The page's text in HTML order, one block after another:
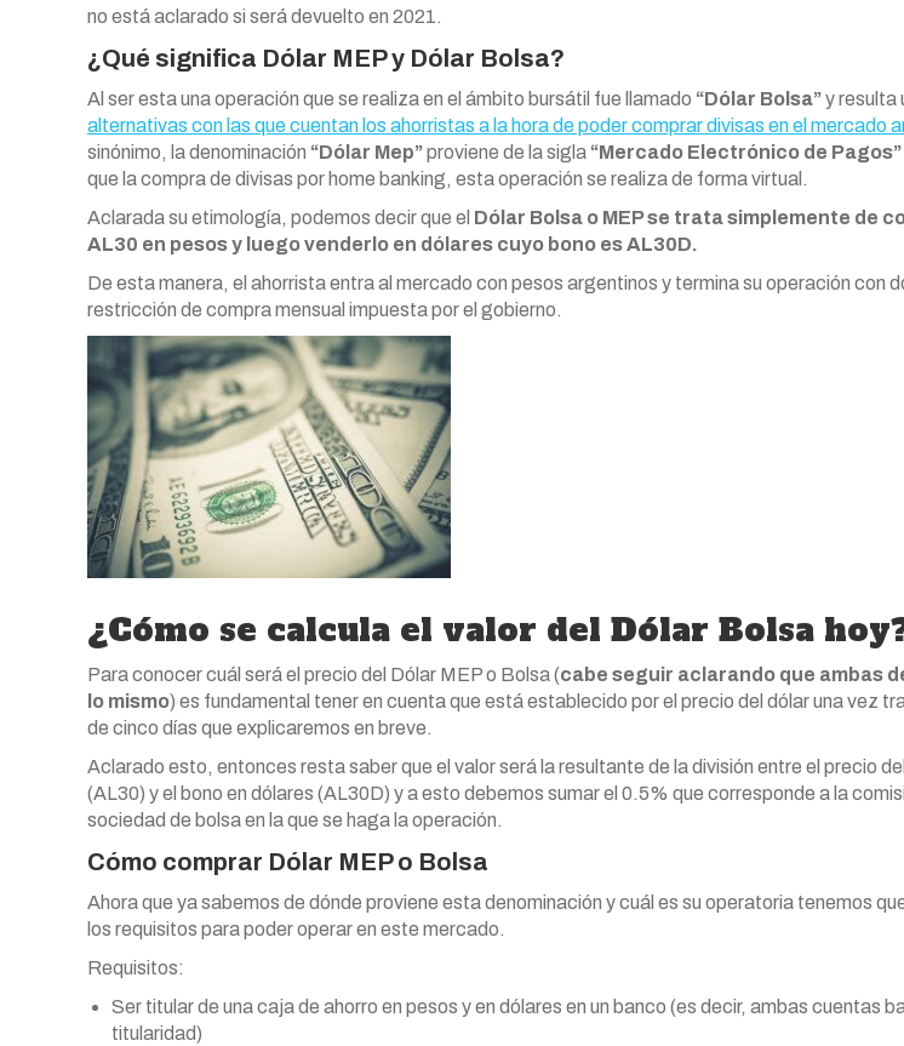
no está aclarado si será devuelto en 2021.
¿Qué significa Dólar MEP y Dólar Bolsa?
Al ser esta una operación que se realiza en el ámbito bursátil fue llamado “Dólar Bolsa”y resulta
alternativas con las que cuentan los ahorristas a la hora de poder comprar divisas en el mercado
sinónimo, la denominación “Dólar Mep”proviene de la sigla “Mercado Electrónico de Pagos”
que la compra de divisas por home banking, esta operación se realiza de forma virtual.
Aclarada su etimología, podemos decir que el Dólar Bolsa o MEP se trata simplemente de
AL30 en pesos y luego venderlo en dólares cuyo bono es AL30D.
De esta manera, el ahorrista entra al mercado con pesos argentinos y termina su operación con
restricción de compra mensual impuesta por el gobierno.
¿Cómo se calcula el valor del Dólar Bolsa
Para conocer cuál será el precio del Dólar MEP o Bolsa (cabe seguir aclarando que ambas
lo mismo) es fundamental tener en cuenta que está establecido por el precio del dólar una vez
de cinco días que explicaremos en breve.
Aclarado esto, entonces resta saber que el valor será la resultante de la división entre el precio
(AL30) y el bono en dólares (AL30D) y a esto debemos sumar el 0.5% que corresponde a la
sociedad de bolsa en la que se haga la operación.
Cómo comprar Dólar MEP o Bolsa
Ahora que ya sabemos de dónde proviene esta denominación y cuál es su operatoria tenemos
los requisitos para poder operar en este mercado.
Requisitos:
Ser titular de una caja de ahorro en pesos y en dólares en un banco (es decir, ambas cuentas
titularidad)